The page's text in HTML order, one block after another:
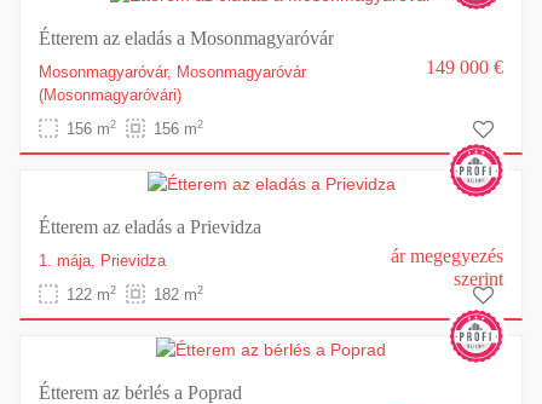
Étterem az eladás a Mosonmagyaróvár
Mosonmagyaróvár, Mosonmagyaróvár
(Mosonmagyaróvári)
156 m2 156 m2
149 000 €
Étterem az eladás a Prievidza
1. mája,
Prievidza
122 m2 182 m2
ár megegyezés
szerint
Étterem az bérlés a Poprad